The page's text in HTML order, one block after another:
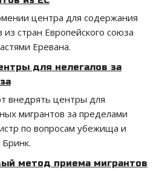
центра для содержания
стран Европейского союза
Еревана.
для нелегалов за
внедрять центры для
мигрантов за пределами
по вопросам убежища и
метод приема мигрантов